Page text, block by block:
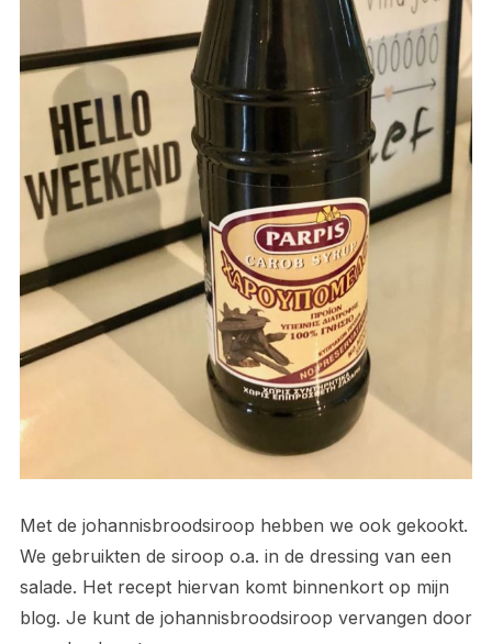
Met de johannisbroodsiroop hebben we ook gekookt.
We gebruikten de siroop o.a. in de dressing van een
salade. Het recept hiervan komt binnenkort op mijn
blog. Je kunt de johannisbroodsiroop vervangen door